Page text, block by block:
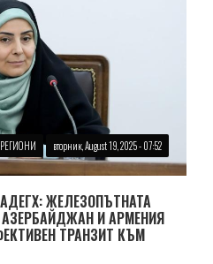
РЕГИОНИ вторник, August 19, 2025 - 07:52
ЖЕЛЕЗОПЪТНАТА
И АРМЕНИЯ
ТРАНЗИТ КЪМ